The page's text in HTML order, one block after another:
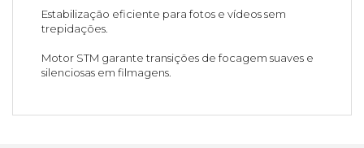
Estabilização eficiente para fotos e vídeos sem
trepidações.
Motor STM garante transições de focagem suaves e
silenciosas em filmagens.